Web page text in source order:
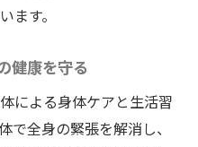
ます。
健康を守る
による身体ケアと生活習
で全身の緊張を解消し、